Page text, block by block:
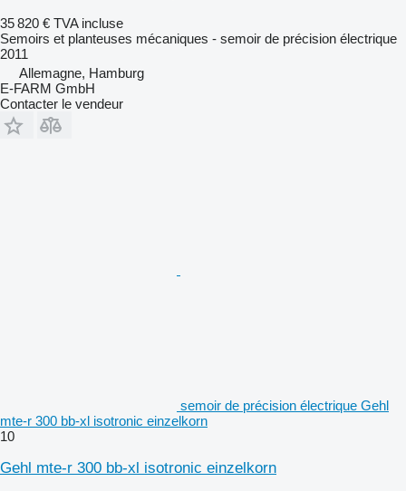
35 820 € TVA incluse
Semoirs et planteuses mécaniques - semoir de précision électrique
2011
Allemagne, Hamburg
E-FARM GmbH
Contacter le vendeur
semoir de précision électrique Gehl
mte-r 300 bb-xl isotronic einzelkorn
10
Gehl mte-r 300 bb-xl isotronic einzelkorn